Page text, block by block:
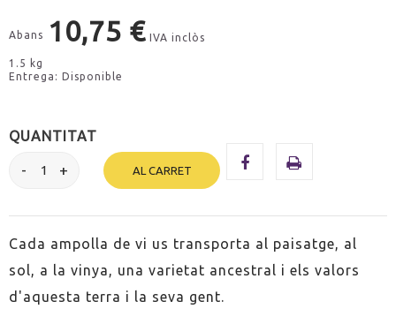
Abans 10,75 € IVA inclòs
1.5 kg
Entrega: Disponible
QUANTITAT
AL CARRET
Cada ampolla de vi us transporta al paisatge, al
sol, a la vinya, una varietat ancestral i els valors
d'aquesta terra i la seva gent.